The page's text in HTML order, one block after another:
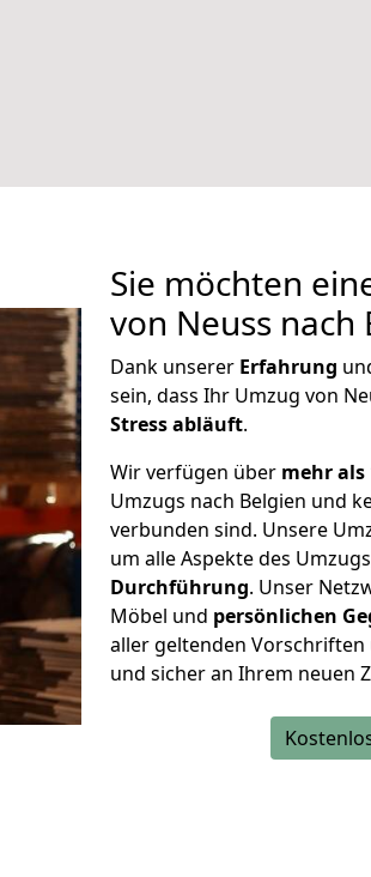
Sie möchten
von Neuss nach
Dank unserer Erfahrung
sein, dass Ihr Umzug von
Stress abläuft.
Wir verfügen über mehr als
Umzugs nach Belgien und
verbunden sind. Unsere
um alle Aspekte des
Durchführung. Unser
Möbel und persönlichen
aller geltenden Vorschriften
und sicher an Ihrem neuen